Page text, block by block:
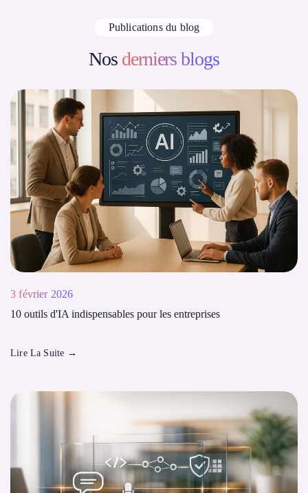
Publications du blog
Nos derniers blogs
3 février 2026
10 outils d'IA indispensables pour les entreprises
Lire La Suite →